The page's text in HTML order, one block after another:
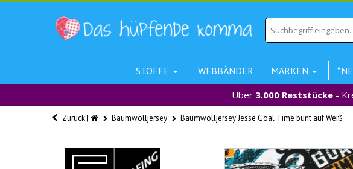
STOFFE WEBBÄNDER MARKEN
Über 3.000 Reststücke -
Zurück | Baumwolljersey Baumwolljersey Jesse Goal Time bunt auf Weiß